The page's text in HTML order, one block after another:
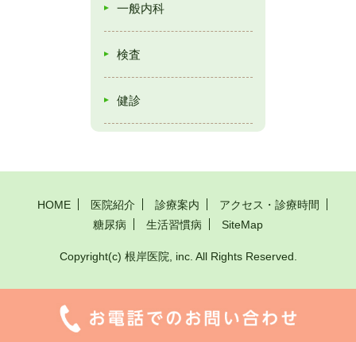
一般内科
検査
健診
HOME 医院紹介 診療案内
アクセス・診療時間
糖尿病
生活習慣病 SiteMap
Copyright(c) 根岸医院, inc. All Rights Reserved.